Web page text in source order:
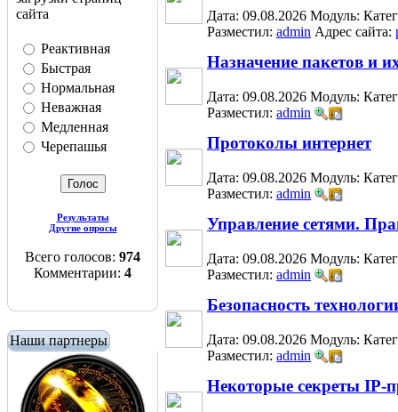
сайта
Реактивная
Быстрая
Нормальная
Неважная
Медленная
Черепашья
Результаты
Другие опросы
Всего голосов: 974
Комментарии: 4
Наши партнеры
Дата: 09.08.2026 Модуль:
Разместил: admin Адрес сайта:
Назначение пакетов и
Дата: 09.08.2026 Модуль:
Разместил: admin
Протоколы интернет
Дата: 09.08.2026 Модуль:
Разместил: admin
Управление сетями.
Дата: 09.08.2026 Модуль:
Разместил: admin
Безопасность
Дата: 09.08.2026 Модуль:
Разместил: admin
Некоторые секреты IP-